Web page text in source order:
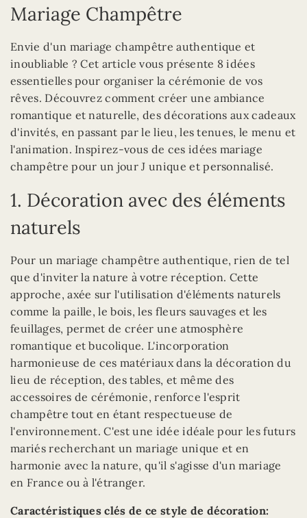
Mariage Champêtre
Envie d'un mariage champêtre authentique et
inoubliable ? Cet article vous présente 8 idées
essentielles pour organiser la cérémonie de vos
rêves. Découvrez comment créer une ambiance
romantique et naturelle, des décorations aux cadeaux
d'invités, en passant par le lieu, les tenues, le menu et
l'animation. Inspirez-vous de ces idées mariage
champêtre pour un jour J unique et personnalisé.
1. Décoration avec des éléments
naturels
Pour un mariage champêtre authentique, rien de tel
que d'inviter la nature à votre réception. Cette
approche, axée sur l'utilisation d'éléments naturels
comme la paille, le bois, les fleurs sauvages et les
feuillages, permet de créer une atmosphère
romantique et bucolique. L'incorporation
harmonieuse de ces matériaux dans la décoration du
lieu de réception, des tables, et même des
accessoires de cérémonie, renforce l'esprit
champêtre tout en étant respectueuse de
l'environnement. C'est une idée idéale pour les futurs
mariés recherchant un mariage unique et en
harmonie avec la nature, qu'il s'agisse d'un mariage
en France ou à l'étranger.
Caractéristiques clés de ce style de décoration: